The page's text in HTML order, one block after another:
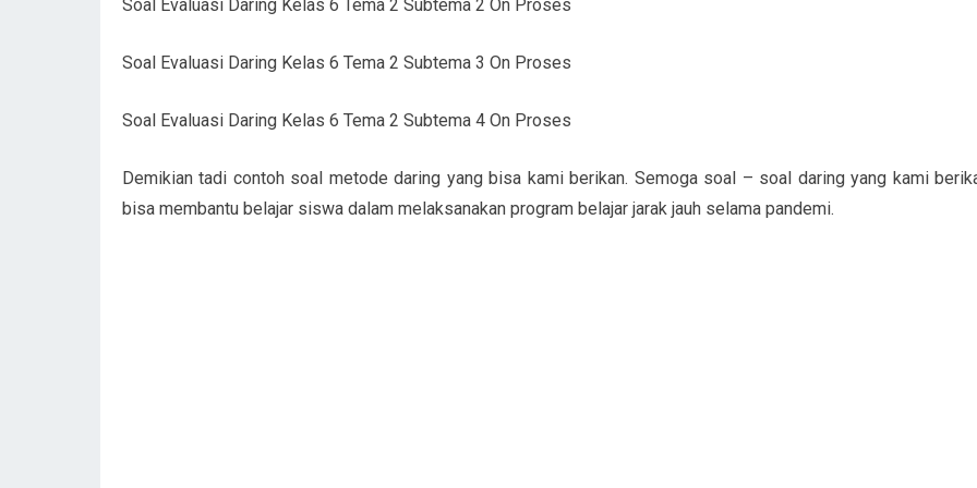
Soal Evaluasi Daring Kelas 6 Tema 2 Subtema 2 On Proses
Soal Evaluasi Daring Kelas 6 Tema 2 Subtema 3 On Proses
Soal Evaluasi Daring Kelas 6 Tema 2 Subtema 4 On Proses
Demikian tadi contoh soal metode daring yang bisa kami berikan. Semoga soal – soal daring yang kami
bisa membantu belajar siswa dalam melaksanakan program belajar jarak jauh selama pandemi.